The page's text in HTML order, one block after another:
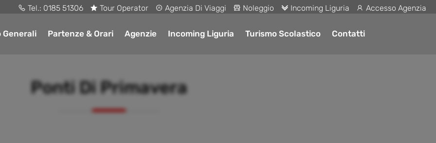
Tel.: 0185 51306 Tour Operator Agenzia Di Viaggi Noleggio Incoming Liguria Accesso Agenzia
Generali Partenze & Orari Agenzie Incoming Liguria Turismo Scolastico Contatti
Ponti Di Primavera